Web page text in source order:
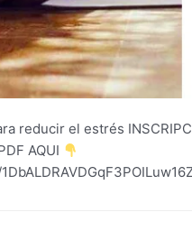
reducir el estrés
AQUI